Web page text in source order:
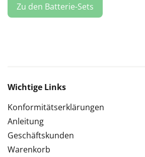
Zu den Batterie-Sets
Wichtige Links
Konformitätserklärungen
Anleitung
Geschäftskunden
Warenkorb